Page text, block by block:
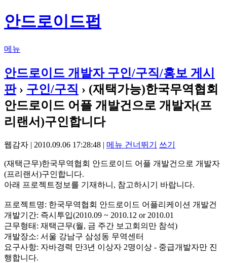
안드로이드펍
메뉴
안드로이드 개발자 구인/구직/홍보 게시
판› 구인/구직 › (재택가능)한국무역협회
안드로이드 어플 개발건으로 개발자(프
리랜서)구인합니다
웹감자 | 2010.09.06 17:28:48 | 메뉴 건너뛰기 쓰기
(재택근무)한국무역협회 안드로이드 어플 개발건으로 개발자
(프리랜서)구인합니다.
아래 프로젝트정보를 기재하니, 참고하시기 바랍니다.
프로젝트명: 한국무역협회 안드로이드 어플리케이션 개발건
개발기간: 즉시투입(2010.09 ~ 2010.12 or 2010.01
근무형태: 재택근무(월, 금 주간 보고회의만 참석)
개발장소: 서울 강남구 삼성동 무역센터
요구사항: 자바경력 만3년 이상자 2명이상 - 중급개발자만 진
행합니다.